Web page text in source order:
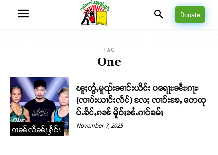
Donate
TAG
One
ၵၢၼ်လဵၼ်ႈႁႅင်း
ၽူႈတွႆႇမူၺ်းၼၢင်းယိင်း ပရေႃႊၼီႊၵႃႊ
(ၸၢဝ်းယၢင်းလႅင်) လႄႈ ၸၢဝ်းၶႄႇ တေထု
ပ်ႉၶႅင်ႇၵၼ် မိူဝ်ႈၼႆႉၵၢင်ၶမ်ႈ
November 7, 2025